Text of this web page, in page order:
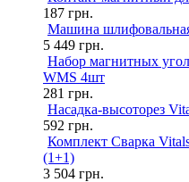
187 грн.
Машина
5 449 грн.
Набор магнитных
WMS 4шт
281 грн.
Насадка-высоторез
592 грн.
Комплект Сварка
(1+1)
3 504 грн.